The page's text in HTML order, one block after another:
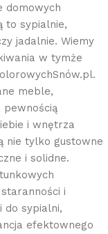
domowych
to sypialnie,
jadalnie. Wiemy
w tymże
meble,
i wnętrza
nie tylko gustowne
i solidne.
i
do sypialni,
efektownego